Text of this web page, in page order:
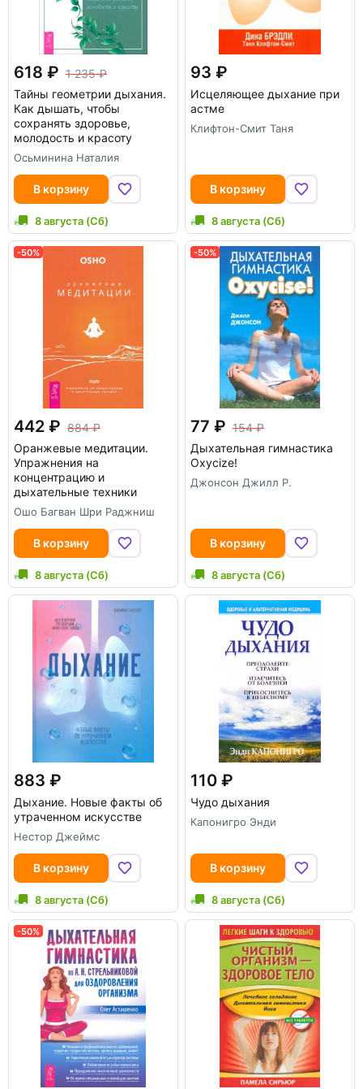
618
1 235
Тайны геометрии дыхания.
Как дышать, чтобы
сохранять здоровье,
молодость и красоту
Осьминина Наталия
В корзину
8 августа (Сб)
93
Исцеляющее дыхание при
астме
Клифтон-Смит Таня
В корзину
8 августа (Сб)
-50%
442
884
Оранжевые медитации.
Упражнения на
концентрацию и
дыхательные техники
Ошо Багван Шри Раджниш
В корзину
8 августа (Сб)
-50%
77
154
Дыхательная гимнастика
Oxycize!
Джонсон Джилл Р.
В корзину
8 августа (Сб)
883
Дыхание. Новые факты об
утраченном искусстве
Нестор Джеймс
В корзину
8 августа (Сб)
110
Чудо дыхания
Капонигро Энди
В корзину
8 августа (Сб)
-50%